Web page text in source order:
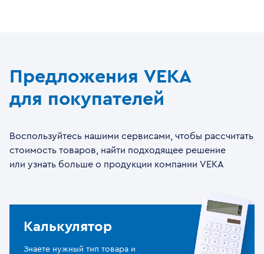
Предложения VEKA
для покупателей
Воспользуйтесь нашими сервисами, чтобы рассчитать
стоимость товаров, найти подходящее решение
или узнать больше о продукции компании VEKA
Калькулятор
Знаете нужный тип товара и